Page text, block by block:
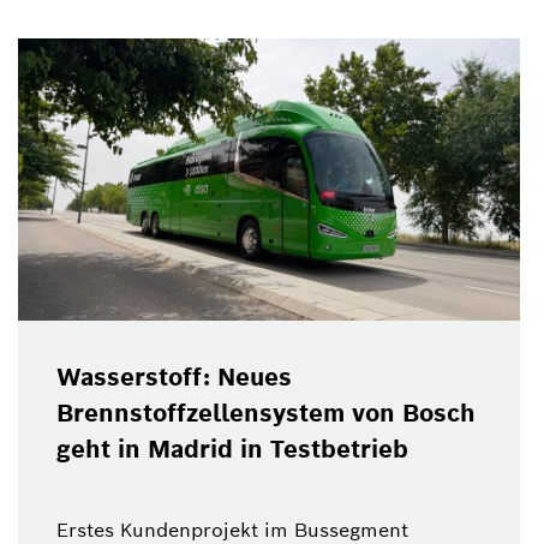
Wasserstoff: Neues
Brennstoffzellensystem von Bosch
geht in Madrid in Testbetrieb
Erstes Kundenprojekt im Bussegment